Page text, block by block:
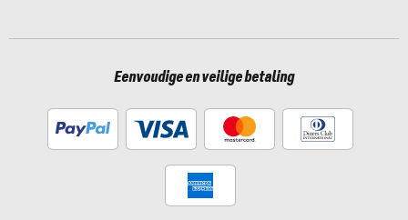
Eenvoudige en veilige betaling